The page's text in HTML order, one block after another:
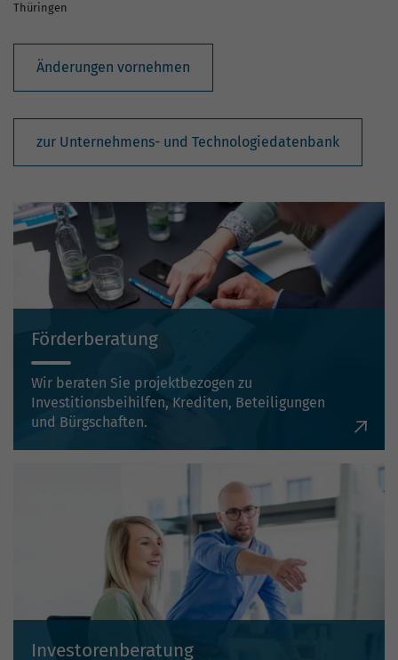
Thüringen
Änderungen vornehmen
zur Unternehmens- und Technologiedatenbank
Förderberatung
Wir beraten Sie projektbezogen zu
Investitionsbeihilfen, Krediten, Beteiligungen
und Bürgschaften.
Investorenberatung